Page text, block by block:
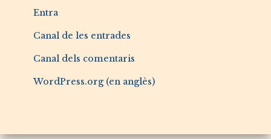
Entra
Canal de les entrades
Canal dels comentaris
WordPress.org (en anglès)